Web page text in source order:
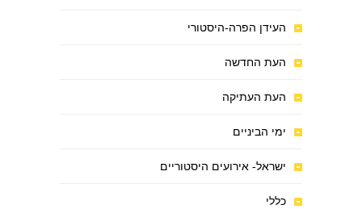
העידן הפרה-היסטורי
העת החדשה
העת העתיקה
ימי הביניים
ישראל- אירועים היסטוריים
כללי